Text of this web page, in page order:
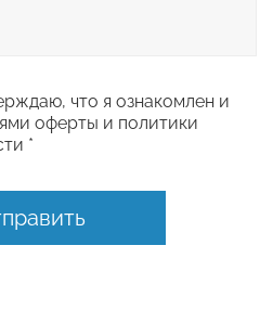
что я ознакомлен и
оферты и политики
*